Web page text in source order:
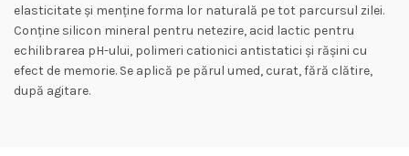
elasticitate și menține forma lor naturală pe tot parcursul zilei.
Conține silicon mineral pentru netezire, acid lactic pentru
echilibrarea pH-ului, polimeri cationici antistatici și rășini cu
efect de memorie. Se aplică pe părul umed, curat, fără clătire,
după agitare.